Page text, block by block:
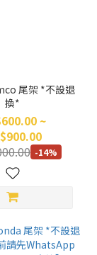
尾架 *不設退
換*
~
-14%